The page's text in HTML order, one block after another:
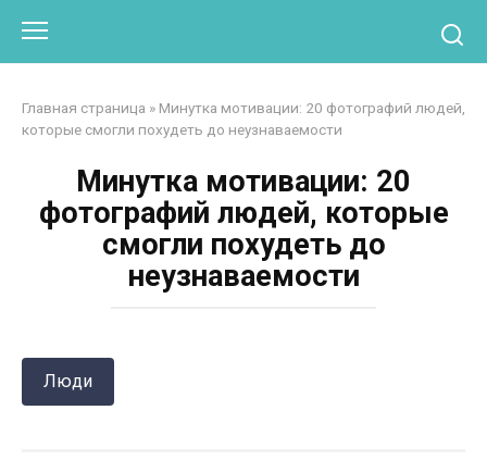
контенту
Главная страница » Минутка мотивации: 20 фотографий людей,
которые смогли похудеть до неузнаваемости
Минутка мотивации: 20
фотографий людей, которые
смогли похудеть до
неузнаваемости
Люди